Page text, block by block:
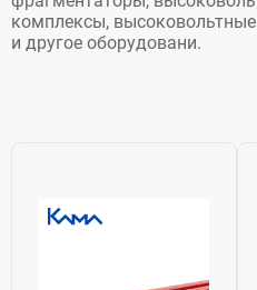
комплексы,
и другое оборудовани.